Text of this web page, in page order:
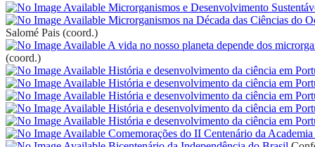
Microrganismos e Desenvolvimento
Microrganismos na Década das Ciências do
Salomé Pais (coord.)
A vida no nosso planeta depende dos
(coord.)
História e desenvolvimento da ciência em
História e desenvolvimento da ciência em
História e desenvolvimento da ciência em
História e desenvolvimento da ciência em
História e desenvolvimento da ciência em
Comemorações do II Centenário da